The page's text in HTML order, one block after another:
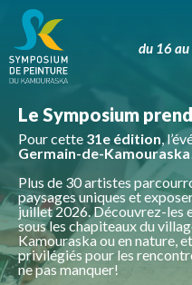
du 16
Le Symposium
Pour cette 31e édition ,
Germain-de-
Plus de 30 artistes
paysages uniques et
juillet 2026. Découvrez-les
sous les chapiteaux du
Kamouraska ou en nature,
privilégiés pour les
ne pas manquer!